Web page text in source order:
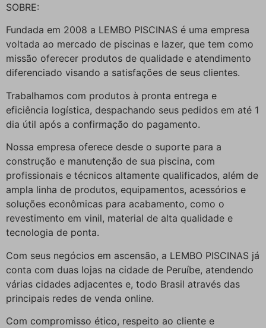
SOBRE:
Fundada em 2008 a LEMBO PISCINAS é uma empresa
voltada ao mercado de piscinas e lazer, que tem como
missão oferecer produtos de qualidade e atendimento
diferenciado visando a satisfações de seus clientes.
Trabalhamos com produtos à pronta entrega e
eficiência logística, despachando seus pedidos em até 1
dia útil após a confirmação do pagamento.
Nossa empresa oferece desde o suporte para a
construção e manutenção de sua piscina, com
profissionais e técnicos altamente qualificados, além de
ampla linha de produtos, equipamentos, acessórios e
soluções econômicas para acabamento, como o
revestimento em vinil, material de alta qualidade e
tecnologia de ponta.
Com seus negócios em ascensão, a LEMBO PISCINAS já
conta com duas lojas na cidade de Peruíbe, atendendo
várias cidades adjacentes e, todo Brasil através das
principais redes de venda online.
Com compromisso ético, respeito ao cliente e